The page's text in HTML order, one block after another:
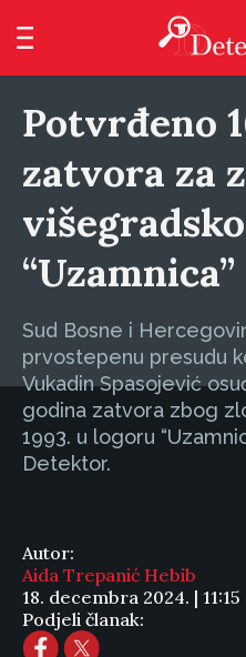
Potvrđeno
zatvora za
“Uzamnica”
Sud Bosne i
prvostepenu presudu
Vukadin Spasojević
godina zatvora zbog
1993. u logoru
Detektor.
Autor:
Aida Trepanić Hebib
18. decembra 2024. | 11:15
Podjeli članak: